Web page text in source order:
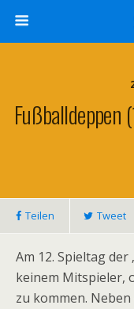
Fußballdeppen
Teilen Tweet
Am 12. Spieltag
keinem Mitspieler,
zu kommen.